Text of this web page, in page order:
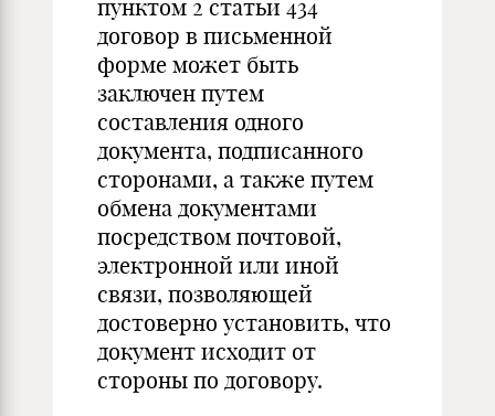
пунктом 2 статьи 434
договор в письменной
форме может быть
заключен путем
составления одного
документа, подписанного
сторонами, а также путем
обмена документами
посредством почтовой,
электронной или иной
связи, позволяющей
достоверно установить, что
документ исходит от
стороны по договору.